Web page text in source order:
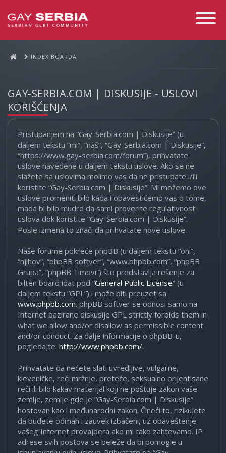
Toggle
INDEX BOARDA
GAY-SERBIA.COM | DISKUSIJE - USLOVI
KORIŠĆENJA
Pristupanjem na “Gay-Serbia.com | Diskusije” (u
daljem tekstu “mi”, “naš”, “Gay-Serbia.com | Diskusije”,
“https://www.gay-serbia.com/forum”), prihvatate
uslove navedene u daljem tekstu uslove. Ako se ne
slažete sa uslovima molimo vas da ne pristupate i/ili
koristite “Gay-Serbia.com | Diskusije”. Mi možemo ove
uslove promeniti bilo kada i obavestićemo vas o tome,
mada bi bilo mudro da sami proverite regulativnost
uslova dok koristite “Gay-Serbia.com | Diskusije”.
Posle izmena to znači da prihvatate nove uslove.
Naše forume pokreće phpBB (u daljem tekstu “oni”,
“njihov”, “phpBB softver”, “www.phpbb.com”, “phpBB
Grupa”, “phpBB Timovi”) što predstavlja rešenje za
bilten board idat pod “General Public License” (u
daljem tekstu “GPL”) i može biti preuzet sa
www.phpbb.com. phpBB softver se odnosi samo na
Internet bazirane diskusije GPL strictly forbids them in
what we allow and/or disallow as permissible content
and/or conduct. Za dalje informacije o phpBB-u,
pogledajte: http://www.phpbb.com/.
Prihvatate da nećete slati uvredljive, vulgarne,
kleveničke, reči mržnje, preteće, seksualno orijentisane
reči ili bilo kakav materijal koji ne poštuje zakon vaše
zemlje, zemlje gde je “Gay-Serbia.com | Diskusije”
hostovan kao i međunarodni zakon. Čineći to, rizikujete
da budete odmah i zauvek izbačeni, uz obaveštenje
vašeg Internet provajdera ako mi tako zahtevamo. IP
adrese svih postova se beleže da bi pomogle u